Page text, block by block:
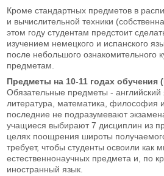
Кроме стандартных предметов в
и вычислительной техники
этом году студентам предстоит
изучением немецкого и испанского
после небольшого ознакомительного
предметам.
Предметы на 10-11 годах обучения
Обязательные предметы - английский
литература, математика, философия
последние не подразумевают
учащиеся выбирают 7 дисциплин из
целях поощрения широты
требует, чтобы студенты освоили как
естественнонаучных предмета и, по
иностранный язык.